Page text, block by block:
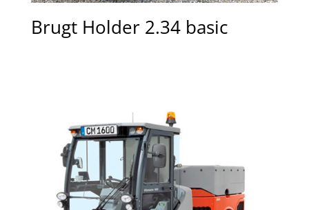
Brugt Holder 2.34 basic